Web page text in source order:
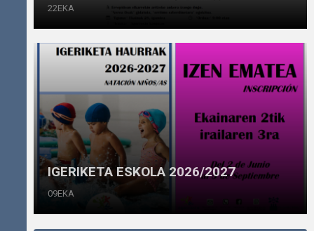
22EKA
IGERIKETA ESKOLA 2026/2027
09EKA